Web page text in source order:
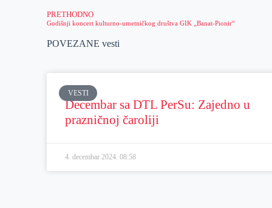
PRETHODNO
Godišnji koncert kulturno-umetničkog društva GIK „Banat-Pionir“
POVEZANE vesti
VESTI
Decembar sa DTL PerSu: Zajedno u
prazničnoj čaroliji
4. decembar 2024.08:58